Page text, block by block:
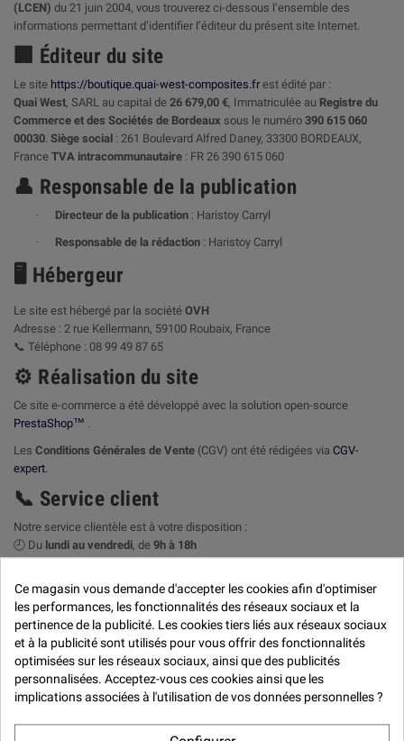
(LCEN) du 21 juin 2004, vous trouverez ci-dessous l’ensemble des
informations permettant d’identifier l’éditeur du présent site Internet.
🏢 Éditeur du site
Le site https://boutique.quai-west-composites.frest édité par :
Quai West, SARL au capital de 26 679,00 €, Immatriculée au Registre du
Commerce et des Sociétés de Bordeaux sous le numéro 390 615 060
00030. Siège social : 261 Boulevard Alfred Daney, 33300 BORDEAUX,
France TVA intracommunautaire : FR 26 390 615 060
👤 Responsable de la publication
· Directeur de la publication : Haristoy Carryl
·
Responsable de la rédaction : Haristoy Carryl
🖥 Hébergeur
Le site est hébergé par la société OVH
Adresse : 2 rue Kellermann, 59100 Roubaix, France
📞 Téléphone : 08 99 49 87 65
⚙ ️ Réalisation du site
Ce site e-commerce a été développé avec la solution open-source
PrestaShop™ .
Les Conditions Générales de Vente (CGV) ont été rédigées via CGV-
expert.
📞 Service client
Notre service clientèle est à votre disposition :
🕘 Du lundi au vendredi, de 9h à 18h
Par téléphone (non surtaxé) :05 56 29 19 29
·
Par e-mail : magasin@quai-west-composites.fr
·
Par courrier postal :
Quai West
261, Boulevard Alfred Daney
: nous nous engageons à répondre à vos
Ce magasin vous demande d'accepter les cookies afin d'optimiser
les performances, les fonctionnalités des réseaux sociaux et la
pertinence de la publicité. Les cookies tiers liés aux réseaux sociaux
et à la publicité sont utilisés pour vous offrir des fonctionnalités
optimisées sur les réseaux sociaux, ainsi que des publicités
personnalisées. Acceptez-vous ces cookies ainsi que les
implications associées à l'utilisation de vos données personnelles ?